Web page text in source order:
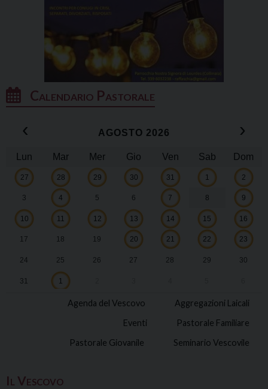
Calendario Pastorale
‹ AGOSTO 2026 ›
Lun Mar Mer Gio Ven Sab Dom
27 28 29 30 31 1 2
3 4 5 6 7 8 9
10 11 12 13 14 15 16
17 18 19 20 21 22 23
24 25 26 27 28 29 30
31 1
Agenda del Vescovo
Aggregazioni Laicali
Eventi
Pastorale Familiare
Pastorale Giovanile
Seminario Vescovile
Il Vescovo